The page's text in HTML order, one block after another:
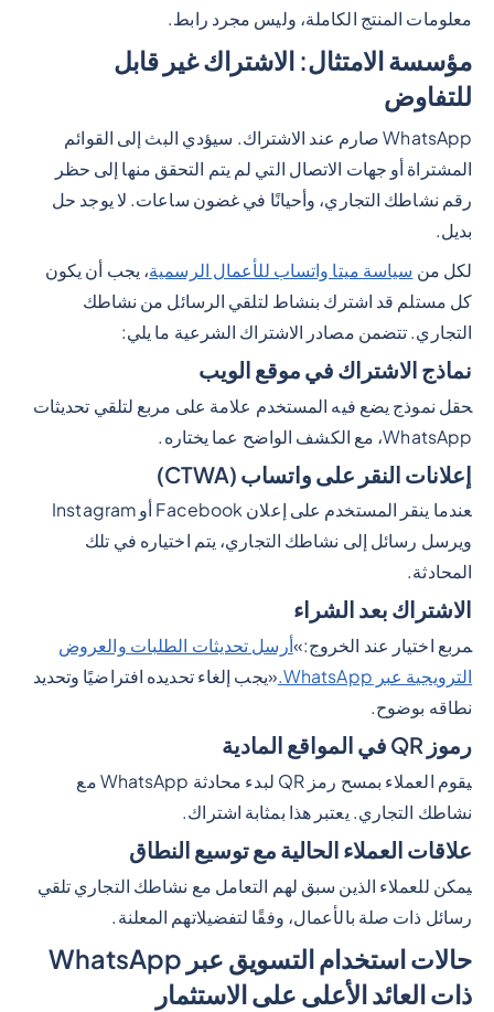
معلومات المنتج الكاملة، وليس مجرد رابط.
مؤسسة الامتثال: الاشتراك غير قابل
للتفاوض
WhatsApp صارم عند الاشتراك. سيؤدي البث إلى القوائم
المشتراة أو جهات الاتصال التي لم يتم التحقق منها إلى حظر
رقم نشاطك التجاري، وأحيانًا في غضون ساعات. لا يوجد حل
بديل.
لكل من سياسة ميتا واتساب للأعمال الرسمية، يجب أن يكون
كل مستلم قد اشترك بنشاط لتلقي الرسائل من نشاطك
التجاري. تتضمن مصادر الاشتراك الشرعية ما يلي:
نماذج الاشتراك في موقع الويب
حقل نموذج يضع فيه المستخدم علامة على مربع لتلقي تحديثات
WhatsApp، مع الكشف الواضح عما يختاره.
إعلانات النقر على واتساب (CTWA)
عندما ينقر المستخدم على إعلان Facebook أو Instagram
ويرسل رسائل إلى نشاطك التجاري، يتم اختياره في تلك
المحادثة.
الاشتراك بعد الشراء
مربع اختيار عند الخروج:»أرسل تحديثات الطلبات والعروض
الترويجية عبر WhatsApp.
«يجب إلغاء تحديده افتراضيًا وتحديد
نطاقه بوضوح.
رموز QR في المواقع المادية
يقوم العملاء بمسح رمز QR لبدء محادثة WhatsApp مع
نشاطك التجاري. يعتبر هذا بمثابة اشتراك.
علاقات العملاء الحالية مع توسيع النطاق
يمكن للعملاء الذين سبق لهم التعامل مع نشاطك التجاري تلقي
رسائل ذات صلة بالأعمال، وفقًا لتفضيلاتهم المعلنة.
حالات استخدام التسويق عبر WhatsApp
ذات العائد الأعلى على الاستثمار